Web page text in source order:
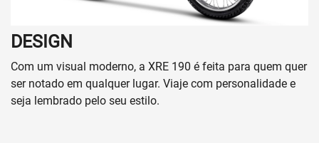
DESIGN
Com um visual moderno, a XRE 190 é feita para quem quer
ser notado em qualquer lugar. Viaje com personalidade e
seja lembrado pelo seu estilo.